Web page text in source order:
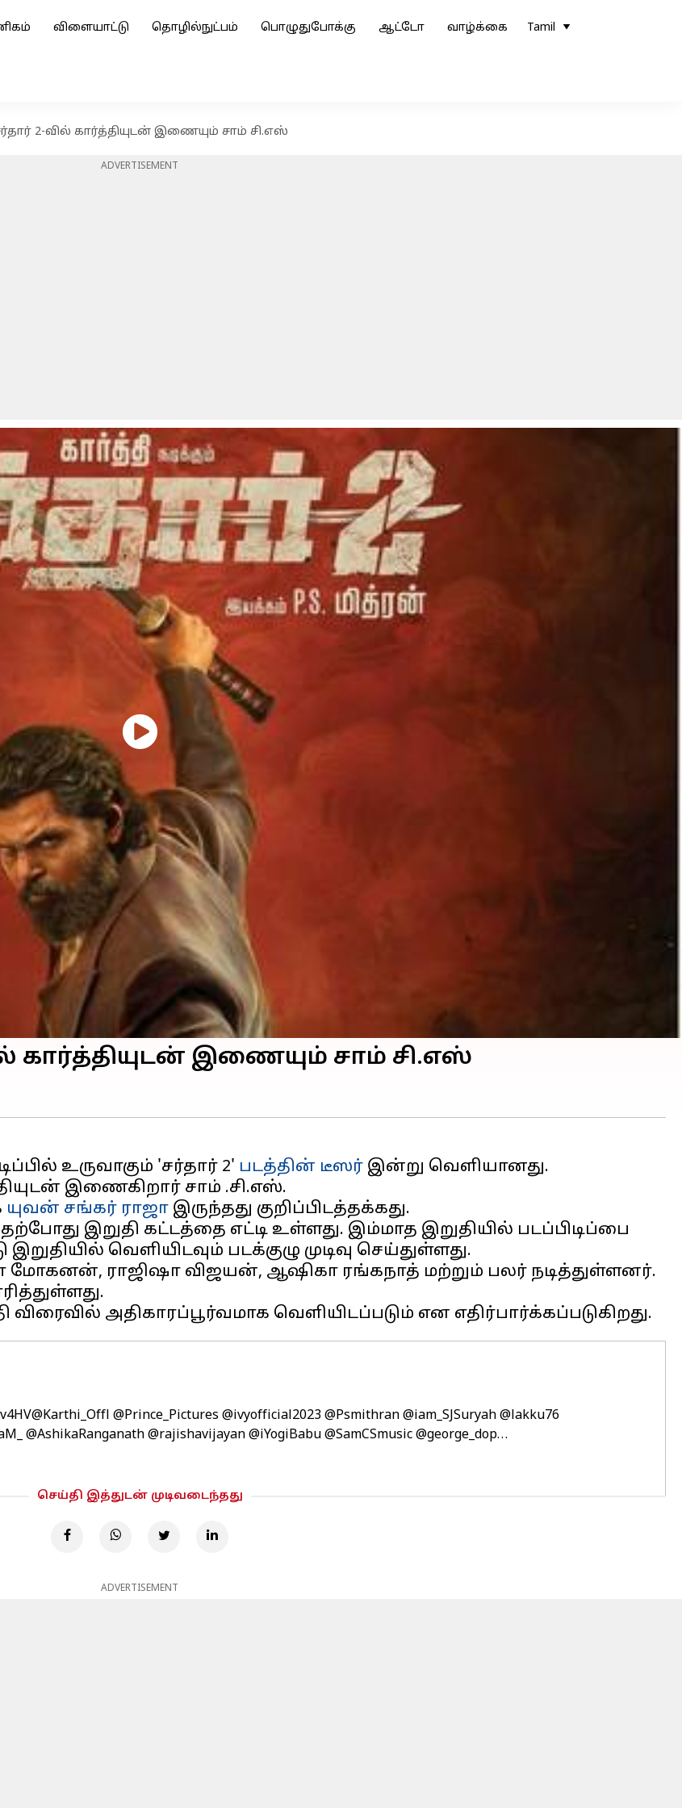
விளையாட்டு தொழில்நுட்பம் பொழுதுபோக்கு ஆட்டோ வாழ்க்கை Tamil
2-வில் கார்த்தியுடன் இணையும் சாம் சி.எஸ்
ADVERTISEMENT
கார்த்தியுடன் இணையும் சாம் சி.எஸ்
உருவாகும் 'சர்தார் 2' படத்தின் டீஸர் இன்று வெளியானது.
இணைகிறார் சாம் .சி.எஸ்.
யுவன் சங்கர் ராஜா இருந்தது குறிப்பிடத்தக்கது.
இறுதி கட்டத்தை எட்டி உள்ளது. இம்மாத இறுதியில் படப்பிடிப்பை
வெளியிடவும் படக்குழு முடிவு செய்துள்ளது.
மோகனன், ராஜிஷா விஜயன், ஆஷிகா ரங்கநாத் மற்றும் பலர்​ நடித்துள்ளனர்.
@Karthi_Offl @Prince_Pictures @ivyofficial2023 @Psmithran @iam_SJSuryah @lakku76
@AshikaRanganath @rajishavijayan @iYogiBabu @SamCSmusic @george_dop…
செய்தி இத்துடன் முடிவடைந்தது
ADVERTISEMENT